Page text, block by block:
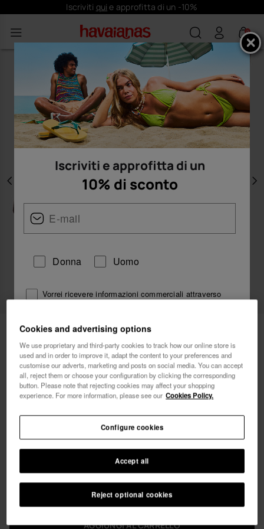
Iscriviti qui e approfitta di un -10%
0
Precedente
Havaianas Costume Da Bagno Medio
Stampa El Salvador
Spedizione gratuita su tutti i tuoi ordini
Seleziona la tua taglia
xs s m l xl
AGGIUNGI AL CARRELLO
Iscriviti e approfitta di un
10% di sconto
Donna Uomo
Vorrei ricevere informazioni commerciali attraverso
voglio un 10% di sconto
Cookies and advertising options
We use proprietary and third-party cookies to track how our online store is
used and in order to improve it, adapt the content to your preferences and
customise our adverts, marketing and posts on social media. You can accept
all, reject them or choose your configuration by clicking the corresponding
button. Please note that rejecting cookies may affect your shopping
experience. For more information, please see our Cookies Policy.
Reject optional cookies
Accept all
Configure cookies